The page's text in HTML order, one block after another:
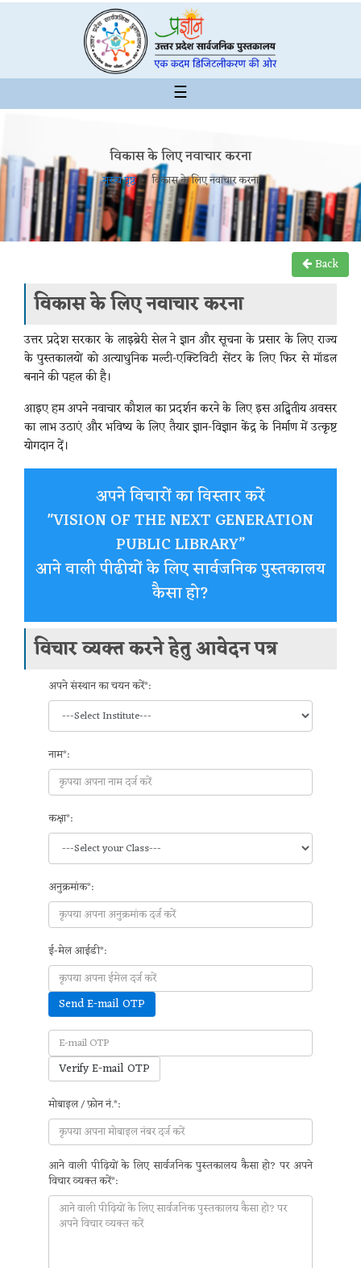
☰
विकास के लिए नवाचार करना
मुख्य पृष्ठ विकास के लिए नवाचार करना
Back
विकास के लिए नवाचार करना
उत्तर प्रदेश सरकार के लाइब्रेरी सेल ने ज्ञान और सूचना के प्रसार के लिए राज्य
के पुस्तकालयों को अत्याधुनिक मल्टी-एक्टिविटी सेंटर के लिए फिर से मॉडल
बनाने की पहल की है।
आइए हम अपने नवाचार कौशल का प्रदर्शन करने के लिए इस अद्वितीय अवसर
का लाभ उठाएं और भविष्य के लिए तैयार ज्ञान-विज्ञान केंद्र के निर्माण में उत्कृष्ट
योगदान दें।
अपने विचारों का विस्तार करें
"VISION OF THE NEXT GENERATION
PUBLIC LIBRARY”
आने वाली पीढीयों के लिए सार्वजनिक पुस्तकालय
कैसा हो?
विचार व्यक्त करने हेतु आवेदन पत्र
अपने संस्थान का चयन करें*:
नाम*:
कक्षा*:
अनुक्रमांक*:
ई-मेल आईडी*:
Send E-mail OTP
Verify E-mail OTP
मोबाइल / फ़ोन नं.*:
आने वाली पीढ़ियों के लिए सार्वजनिक पुस्तकालय कैसा हो? पर अपने
विचार व्यक्त करें*: